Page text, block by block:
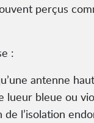
perçus
:
antenne
bleue ou
l’isolation